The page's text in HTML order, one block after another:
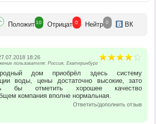
Положит 10 Отрицат 0 Нейтр 0 ВК
18:26
пользователя: Россия, Екатеринбург
дом приобрёл здесь систему
воды, цены достаточно высокие, зато
бы отметить хорошее качество
компания вполне нормальная.
Ответить/дополнить отзыв